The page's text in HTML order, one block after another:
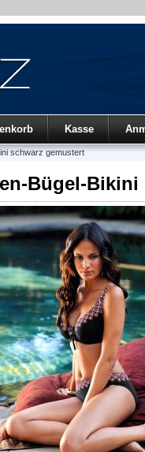
Kasse
schwarz gemustert
Bügel-